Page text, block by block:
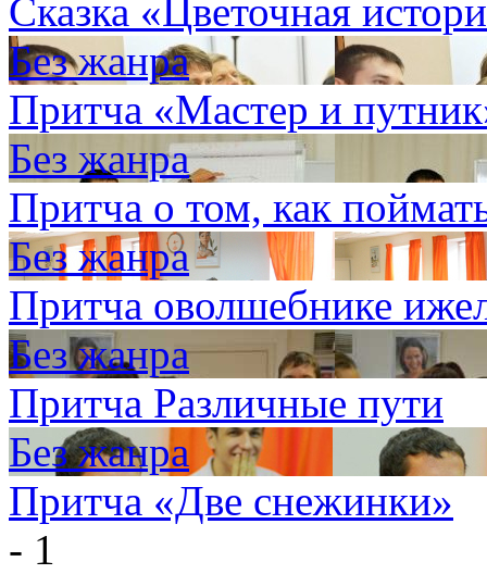
Сказка «Цветочная
Без жанра
Притча «Мастер и
Без жанра
Притча о том, как
Без жанра
Притча оволшебнике
Без жанра
Притча Различные пути
Без жанра
Притча «Две снежинки»
- 1